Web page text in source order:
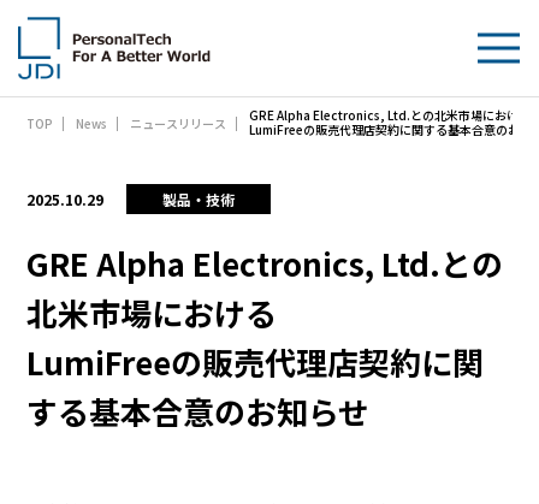
企業情報
製品・技術
サステナビリティ
IR情報
採用情報
News
TOP News ニュースリリース
GRE Alpha Electronics, Ltd.との北米市場における
LumiFreeの販売代理店契約に関する基本合意のお知
2025.10.29 製品・技術
GRE Alpha Electronics, Ltd.との
北米市場における
LumiFreeの販売代理店契約に関
する基本合意のお知らせ